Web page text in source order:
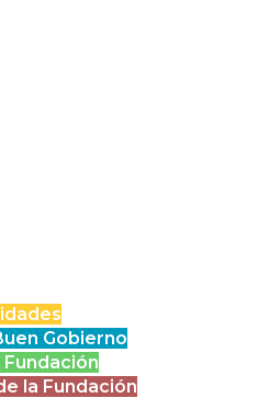
Gobierno
la Fundación